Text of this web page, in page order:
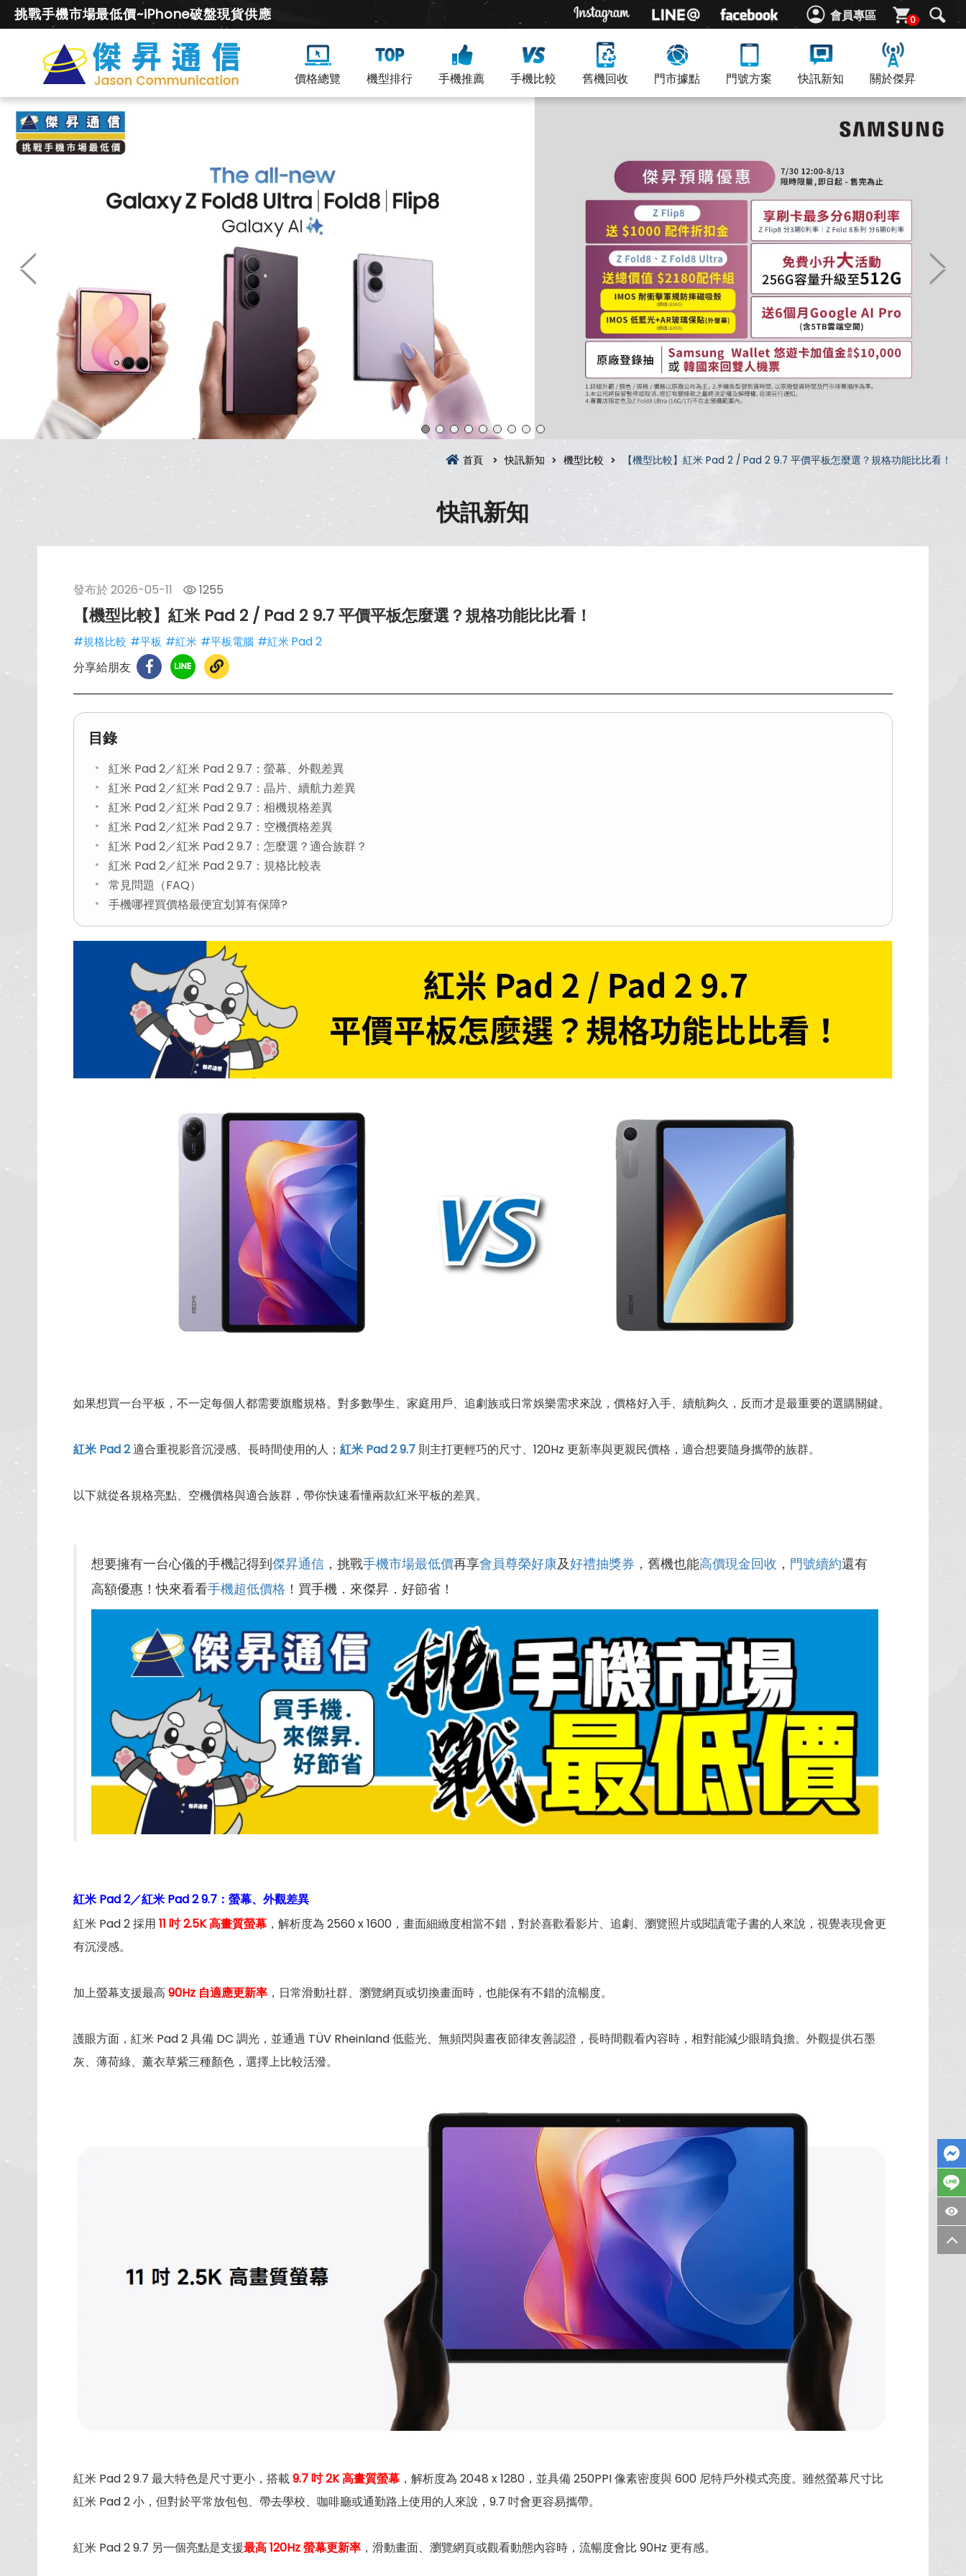
會員專區 0
挑戰手機市場最低價~iPhone破盤現貨供應
價格總覽 機型排行 手機推薦 手機比較 舊機回收 門市據點 門號方案 快訊新知 關於傑昇
首頁 快訊新知 機型比較 【機型比較】紅米 Pad 2 / Pad 2 9.7 平價平板怎麼選？規格功能比比看！
快訊新知
發布於 2026-05-11 1255
【機型比較】紅米 Pad 2 / Pad 2 9.7 平價平板怎麼選？規格功能比比看！
#規格比較 #平板 #紅米 #平板電腦 #紅米 Pad 2
分享給朋友
目錄
紅米 Pad 2／紅米 Pad 2 9.7：螢幕、外觀差異
紅米 Pad 2／紅米 Pad 2 9.7：晶片、續航力差異
紅米 Pad 2／紅米 Pad 2 9.7：相機規格差異
紅米 Pad 2／紅米 Pad 2 9.7：空機價格差異
紅米 Pad 2／紅米 Pad 2 9.7：怎麼選？適合族群？
紅米 Pad 2／紅米 Pad 2 9.7：規格比較表
常見問題（FAQ）
手機哪裡買價格最便宜划算有保障?
如果想買一台平板，不一定每個人都需要旗艦規格。對多數學生、家庭用戶、追劇族或日常娛樂需求來說，價格好入手、續航夠久，反而才是最重要的選購關鍵。
紅米 Pad 2適合重視影音沉浸感、長時間使用的人； 紅米 Pad 2 9.7 則主打更輕巧的尺寸、120Hz 更新率與更親民價格，適合想要隨身攜帶的族群。
以下就從各規格亮點、空機價格與適合族群，帶你快速看懂兩款紅米平板的差異。
想要擁有一台心儀的手機記得到 傑昇通信 ，挑戰手機市場最低價再享會員尊榮好康及好禮抽獎券 ，舊機也能高價現金回收 ， 門號續約還有
高額優惠！快來看看手機超低價格 ！買手機．來傑昇．好節省！
紅米 Pad 2／紅米 Pad 2 9.7：螢幕、外觀差異
紅米 Pad 2 採用 11 吋 2.5K 高畫質螢幕 ，解析度為 2560 x 1600，畫面細緻度相當不錯，對於喜歡看影片、追劇、瀏覽照片或閱讀電子書的人來說，視覺表現會更
有沉浸感。
加上螢幕支援最高 90Hz 自適應更新率 ，日常滑動社群、瀏覽網頁或切換畫面時，也能保有不錯的流暢度。
護眼方面，紅米 Pad 2 具備 DC 調光，並通過 TÜV Rheinland 低藍光、無頻閃與晝夜節律友善認證，長時間觀看內容時，相對能減少眼睛負擔。外觀提供石墨
灰、薄荷綠、薰衣草紫三種顏色，選擇上比較活潑。
紅米 Pad 2 9.7 最大特色是尺寸更小，搭載9.7 吋 2K 高畫質螢幕 ，解析度為 2048 x 1280，並具備 250PPI 像素密度與 600 尼特戶外模式亮度。雖然螢幕尺寸比
紅米 Pad 2 小，但對於平常放包包、帶去學校、咖啡廳或通勤路上使用的人來說，9.7 吋會更容易攜帶。
紅米 Pad 2 9.7 另一個亮點是支援最高 120Hz 螢幕更新率 ，滑動畫面、瀏覽網頁或觀看動態內容時，流暢度會比 90Hz 更有感。